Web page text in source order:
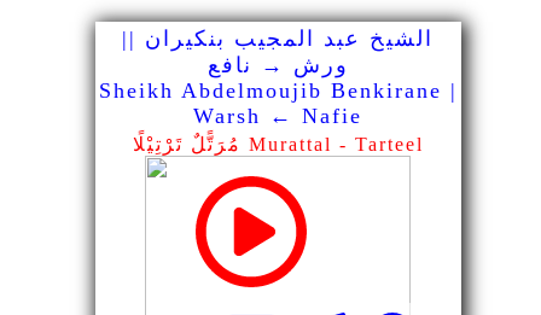
الشيخ عبد المجيب بنكيران ||
ورش → نافع
Sheikh Abdelmoujib Benkirane |
Warsh ← Nafie
مُرَتًّلٌ تَرْتِيْلًا Murattal - Tarteel